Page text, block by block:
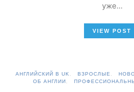
уже…
VIEW POST
АНГЛИЙСКИЙ В UK ВЗРОСЛЫЕ
ОБ АНГЛИИ